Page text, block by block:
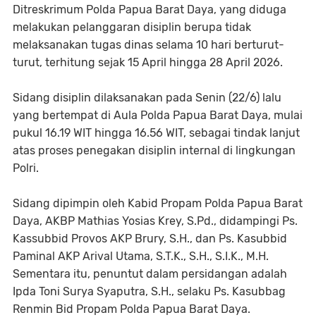
Ditreskrimum Polda Papua Barat Daya, yang diduga
melakukan pelanggaran disiplin berupa tidak
melaksanakan tugas dinas selama 10 hari berturut-
turut, terhitung sejak 15 April hingga 28 April 2026.
Sidang disiplin dilaksanakan pada Senin (22/6) lalu
yang bertempat di Aula Polda Papua Barat Daya, mulai
pukul 16.19 WIT hingga 16.56 WIT, sebagai tindak lanjut
atas proses penegakan disiplin internal di lingkungan
Polri.
Sidang dipimpin oleh Kabid Propam Polda Papua Barat
Daya, AKBP Mathias Yosias Krey, S.Pd., didampingi Ps.
Kassubbid Provos AKP Brury, S.H., dan Ps. Kasubbid
Paminal AKP Arival Utama, S.T.K., S.H., S.I.K., M.H.
Sementara itu, penuntut dalam persidangan adalah
Ipda Toni Surya Syaputra, S.H., selaku Ps. Kasubbag
Renmin Bid Propam Polda Papua Barat Daya.